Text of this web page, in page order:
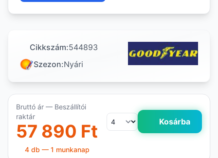
Cikkszám:544893
Szezon:Nyári
Bruttó ár — Beszállítói
raktár
57 890 Ft Kosárba
4 db — 1 munkanap